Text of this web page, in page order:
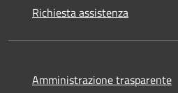
Richiesta assistenza
Amministrazione trasparente